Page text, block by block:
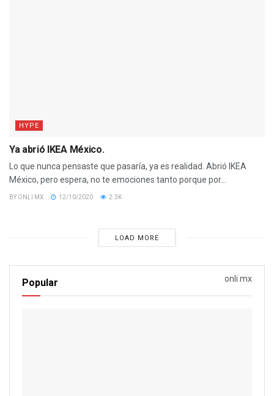
HYPE
Ya abrió IKEA México.
Lo que nunca pensaste que pasaría, ya es realidad. Abrió IKEA
México, pero espera, no te emociones tanto porque por...
BY ONLI MX 12/10/2020 2.3K
LOAD MORE
Popular onli mx